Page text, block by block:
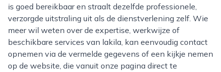
is goed bereikbaar en straalt dezelfde professionele,
verzorgde uitstraling uit als de dienstverlening zelf. Wie
meer wil weten over de expertise, werkwijze of
beschikbare services van lakila, kan eenvoudig contact
opnemen via de vermelde gegevens of een kijkje nemen
op de website, die vanuit onze pagina direct te